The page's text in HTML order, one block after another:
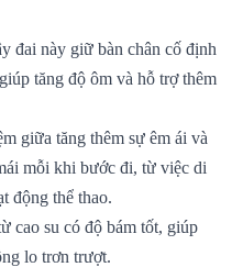
đai này giữ bàn chân cố định
tăng độ ôm và hỗ trợ thêm
giữa tăng thêm sự êm ái và
mỗi khi bước đi, từ việc di
động thể thao.
cao su có độ bám tốt, giúp
lo trơn trượt.